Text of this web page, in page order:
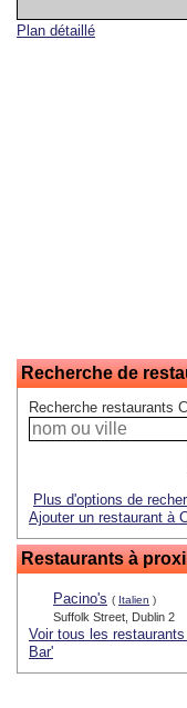
Plan détaillé
Recherche de
Recherche restaurants
Plus d'options de
Ajouter un restaurant à
Restaurants à
Pacino's ( Italien )
Suffolk Street, Dublin 2
Voir tous les
Bar'